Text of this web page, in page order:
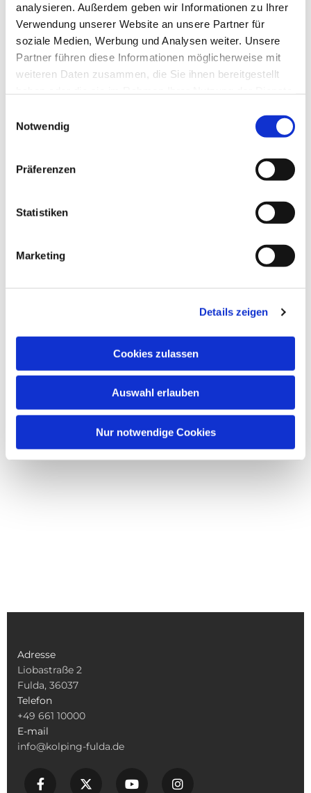
analysieren. Außerdem geben wir Informationen zu Ihrer
Verwendung unserer Website an unsere Partner für
soziale Medien, Werbung und Analysen weiter. Unsere
Partner führen diese Informationen möglicherweise mit
weiteren Daten zusammen, die Sie ihnen bereitgestellt
Notwendig
Präferenzen
Statistiken
Marketing
Details zeigen
Cookies zulassen
Auswahl erlauben
Nur notwendige Cookies
Dies könnte Sie auch
Adresse
Liobastraße 2
Fulda, 36037
Telefon
+49 661 10000
E-mail
info@kolping-fulda.de